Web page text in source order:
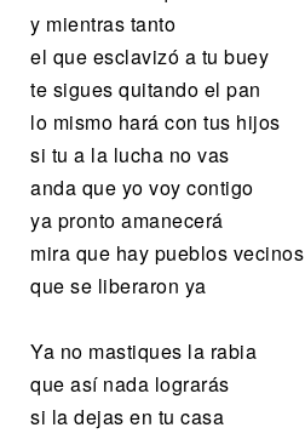
y mientras tanto
el que esclavizó a tu buey
te sigues quitando el pan
lo mismo hará con tus hijos
si tu a la lucha no vas
anda que yo voy contigo
ya pronto amanecerá
mira que hay pueblos vecinos
que se liberaron ya
Ya no mastiques la rabia
que así nada lograrás
si la dejas en tu casa